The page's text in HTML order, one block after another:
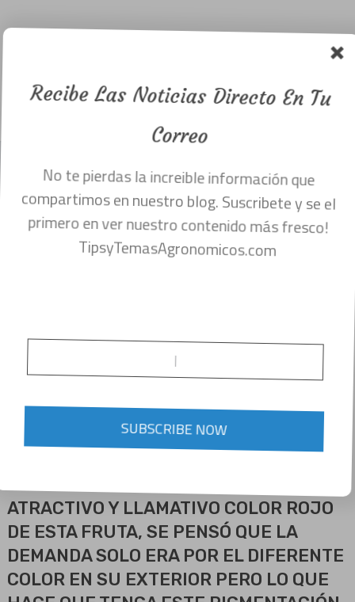
Piña de color
cancerígena.
EN ARTÍCULOS ANTERIORES LES
COMPARTÍ LA NOTICIA DE LA PIÑA DE
COLOR ROSA, LA CUAL SU INTERIOR
TENIA DICHO COLOR.
ESTA PIÑA LA CUAL TIENE UN BELLO
COLOR ROJO POR FUERA Y EL AMARILLO
BOTÁNICA EN BRASIL DESARROLLO DOS
NUEVAS VARIEDADES DE PIÑA
ATRACTIVO Y LLAMATIVO COLOR ROJO
DE ESTA FRUTA, SE PENSÓ QUE LA
DEMANDA SOLO ERA POR EL DIFERENTE
COLOR EN SU EXTERIOR PERO LO QUE
Recibe Las Noticias Directo En Tu
Correo
No te pierdas la increible información que
compartimos en nuestro blog. Suscribete y se el
primero en ver nuestro contenido más fresco!
TipsyTemasAgronomicos.com
SUBSCRIBE NOW